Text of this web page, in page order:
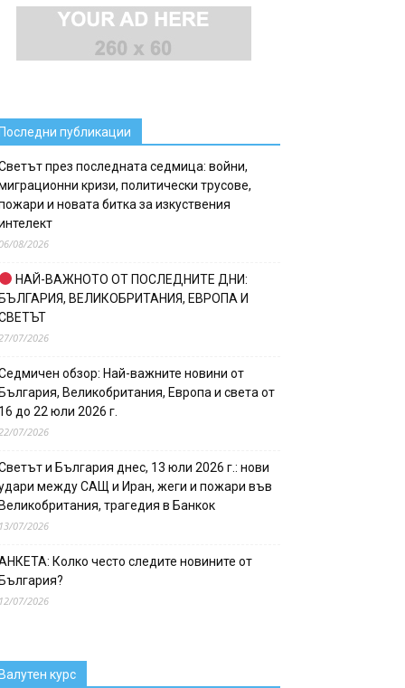
публикации
през последната седмица: войни,
кризи, политически трусове,
и новата битка за изкуствения
08/2026
НАЙ-ВАЖНОТО ОТ ПОСЛЕДНИТЕ ДНИ:
ВЕЛИКОБРИТАНИЯ, ЕВРОПА И
07/2026
обзор: Най-важните новини от
Великобритания, Европа и света от
до 22 юли 2026 г.
07/2026
и България днес, 13 юли 2026 г.: нови
между САЩ и Иран, жеги и пожари във
трагедия в Банкок
07/2026
Колко често следите новините от
07/2026
курс